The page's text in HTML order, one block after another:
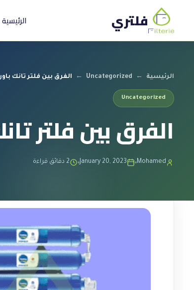
فلتري الرئيسية
الرئيسية ←
Uncategorized
← الفرق بين فلتر تانك
Uncategorized
الفرق بين فلتر
Mohamed
January 20, 2023 2 دقائق قراءة